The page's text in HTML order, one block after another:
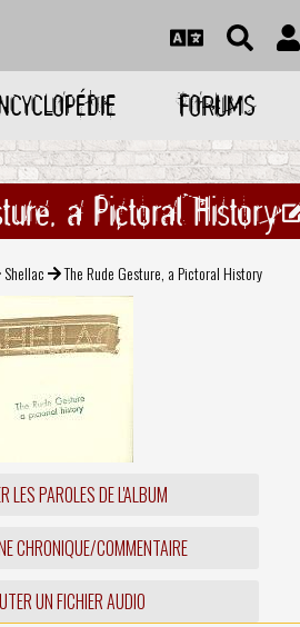
FORUMS
a Pictoral History
Shellac The Rude Gesture, a Pictoral History
LES PAROLES DE L'ALBUM
CHRONIQUE/COMMENTAIRE
UN FICHIER AUDIO